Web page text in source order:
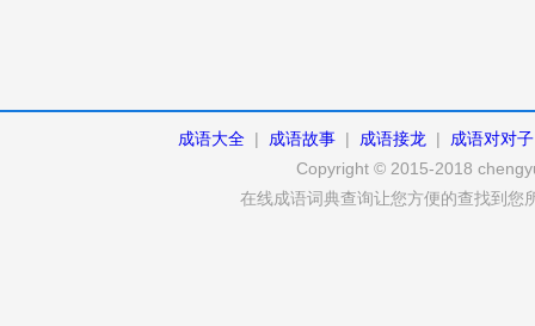
成语大全 | 成语故事 | 成语接龙 |
成语对对子
Copyright © 2015-2018
在线成语词典查询让您方便的查找到您